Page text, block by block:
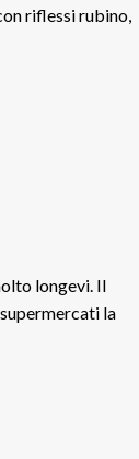
riflessi rubino,
longevi. Il
la